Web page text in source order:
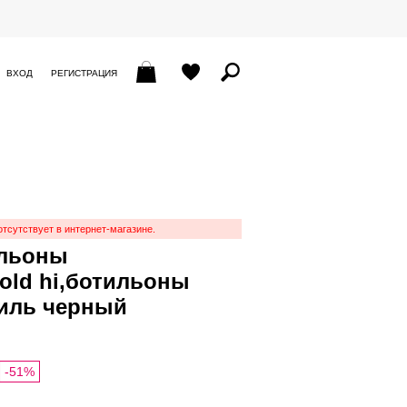
ВХОД РЕГИСТРАЦИЯ
в интернет-магазине.
hi,ботильоны
черный
-51%